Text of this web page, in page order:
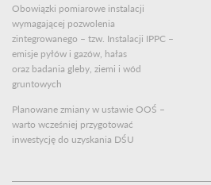
Obowiązki pomiarowe instalacji
wymagającej pozwolenia
zintegrowanego – tzw. Instalacji IPPC –
emisje pyłów i gazów, hałas
oraz badania gleby, ziemi i wód
gruntowych
Planowane zmiany w ustawie OOŚ –
warto wcześniej przygotować
inwestycję do uzyskania DŚU